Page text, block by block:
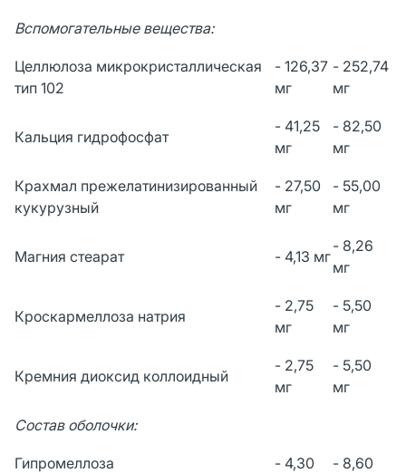
Вспомогательные вещества:
Целлюлоза микрокристаллическая
тип 102
- 126,37
мг
- 252,74
мг
Кальция гидрофосфат
- 41,25
мг
- 82,50
мг
Крахмал прежелатинизированный
кукурузный
- 27,50
мг
- 55,00
мг
Магния стеарат - 4,13 мг
- 8,26
мг
Кроскармеллоза натрия
- 2,75
мг
- 5,50
мг
Кремния диоксид коллоидный
- 2,75
мг
- 5,50
мг
Состав оболочки:
Гипромеллоза
- 4,30
- 8,60